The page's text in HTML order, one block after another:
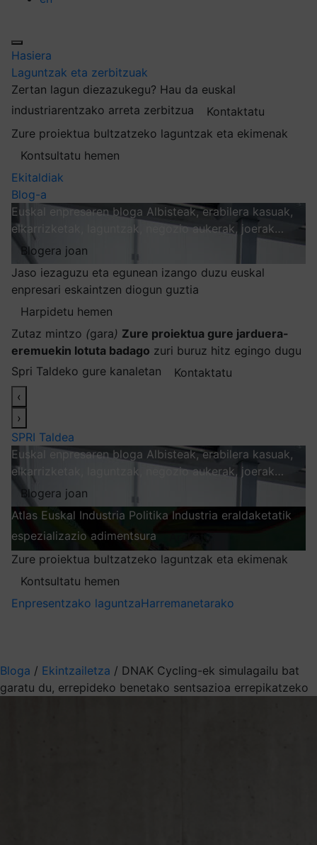
Hasiera
Laguntzak eta zerbitzuak
Zertan lagun diezazukegu? Hau da euskal
industriarentzako arreta zerbitzua
Kontaktatu
Zure proiektua bultzatzeko laguntzak eta ekimenak
Kontsultatu hemen
Ekitaldiak
Blog-a
Euskal enpresaren bloga Albisteak, erabilera kasuak,
elkarrizketak, laguntzak, negozio aukerak, joerak…
Blogera joan
Jaso iezaguzu eta egunean izango duzu euskal
enpresari eskaintzen diogun guztia
Harpidetu hemen
Zutaz mintzo (gara) Zure proiektua gure jarduera-
eremuekin lotuta badago zuri buruz hitz egingo dugu
Spri Taldeko gure kanaletan
Kontaktatu
‹
›
SPRI Taldea
Euskal enpresaren bloga Albisteak, erabilera kasuak,
elkarrizketak, laguntzak, negozio aukerak, joerak…
Blogera joan
Atlas Euskal Industria Politika Industria eraldaketatik
espezializazio adimentsura
Zure proiektua bultzatzeko laguntzak eta ekimenak
Kontsultatu hemen
Enpresentzako laguntzaHarremanetarako
Bloga / Ekintzailetza / DNAK Cycling-ek simulagailu bat
garatu du, errepideko benetako sentsazioa errepikatzeko